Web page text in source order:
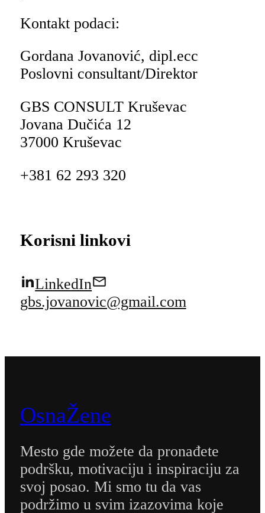
Kontakt podaci:
Gordana Jovanović, dipl.ecc
Poslovni consultant/Direktor
GBS CONSULT Kruševac
Jovana Dučića 12
37000 Kruševac
+381 62 293 320
Korisni linkovi
LinkedIn
gbs.jovanovic@gmail.com
OsnaŽene
Mesto gde možete da pronađete
podršku, motivaciju i inspiraciju za
svoj posao. Mi smo tu da vas
podržimo u svim izazovima koje